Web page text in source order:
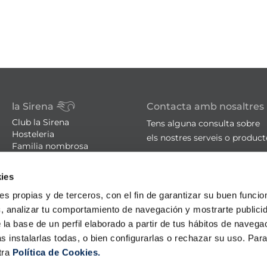
propias y de terceros, con el fin de garantizar su buen
analizar tu comportamiento de navegación y mostrarte
base de un perfil elaborado a partir de tus hábitos de
instalarlas todas, o bien configurarlas o rechazar su uso.
Política de Cookies.
la Sirena
Club la Sirena
Hosteleria
Familia nombrosa
Política de privacitat
Condicions de compra
Política de cookies
Promocions - Bases legals
Contacta amb nosaltres
Tens alguna consulta sobre
els nostres serveis o
De dilluns a dissabte de 9:00
Algunes botigues obertes el